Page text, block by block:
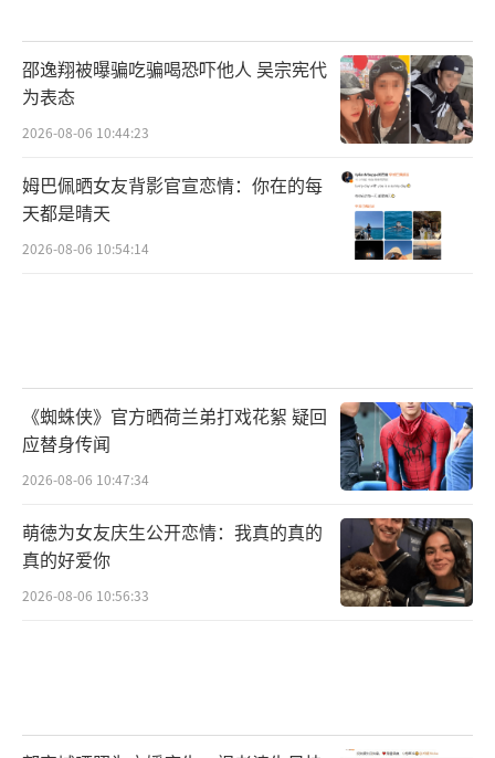
邵逸翔被曝骗吃骗喝恐吓他人 吴宗宪代
为表态
2026-08-06 10:44:23
姆巴佩晒女友背影官宣恋情：你在的每
天都是晴天
2026-08-06 10:54:14
《蜘蛛侠》官方晒荷兰弟打戏花絮 疑回
应替身传闻
2026-08-06 10:47:34
萌徳为女友庆生公开恋情：我真的真的
真的好爱你
2026-08-06 10:56:33